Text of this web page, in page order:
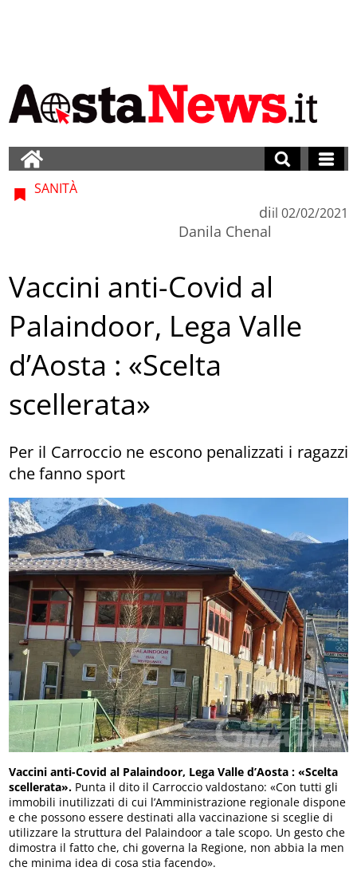
SANITÀ
di
Danila Chenal
il 02/02/2021
Vaccini anti-Covid al
Palaindoor, Lega Valle
d’Aosta : «Scelta
scellerata»
Per il Carroccio ne escono penalizzati i ragazzi
che fanno sport
Vaccini anti-Covid al Palaindoor, Lega Valle d’Aosta : «Scelta
scellerata». Punta il dito il Carroccio valdostano: «Con tutti gli
immobili inutilizzati di cui l’Amministrazione regionale dispone
e che possono essere destinati alla vaccinazione si sceglie di
utilizzare la struttura del Palaindoor a tale scopo. Un gesto che
dimostra il fatto che, chi governa la Regione, non abbia la men
che minima idea di cosa stia facendo».